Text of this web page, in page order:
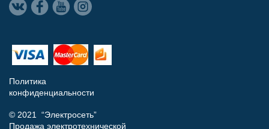
Политика
конфиденциальности
© 2021 “Электросеть”
Продажа электротехнической